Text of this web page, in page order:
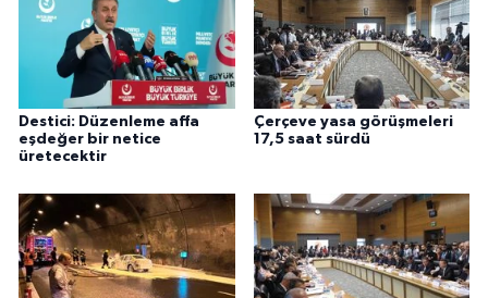
Destici: Düzenleme affa
eşdeğer bir netice
üretecektir
Çerçeve yasa görüşmeleri
17,5 saat sürdü